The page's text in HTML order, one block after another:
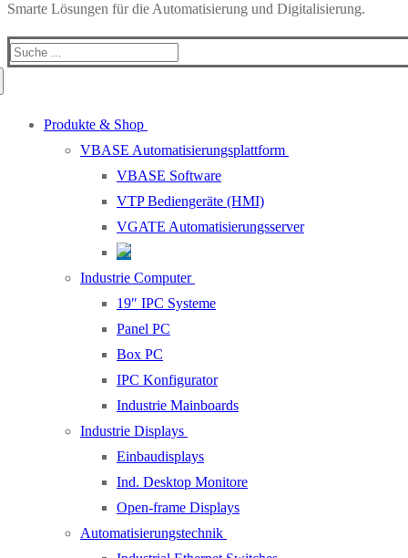
Smarte Lösungen für die Automatisierung und Digitalisierung.
Produkte & Shop
VBASE Automatisierungsplattform
VBASE Software
VTP Bediengeräte (HMI)
VGATE Automatisierungsserver
Industrie Computer
19″ IPC Systeme
Panel PC
Box PC
IPC Konfigurator
Industrie Mainboards
Industrie Displays
Einbaudisplays
Ind. Desktop Monitore
Open-frame Displays
Automatisierungstechnik